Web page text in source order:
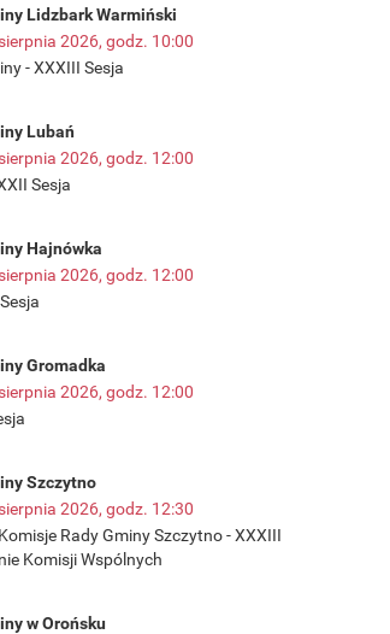
Lidzbark Warmiński
2026, godz. 10:00
- XXXIII Sesja
Lubań
2026, godz. 12:00
Sesja
Hajnówka
2026, godz. 12:00
Gromadka
2026, godz. 12:00
Szczytno
2026, godz. 12:30
Rady Gminy Szczytno - XXXIII
Komisji Wspólnych
w Orońsku